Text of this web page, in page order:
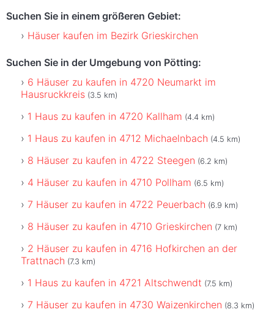
Suchen Sie in einem größeren Gebiet:
Häuser kaufen im Bezirk Grieskirchen
Suchen Sie in der Umgebung von Pötting:
6 Häuser zu kaufen in 4720 Neumarkt im
Hausruckkreis (3.5 km)
1 Haus zu kaufen in 4720 Kallham (4.4 km)
1 Haus zu kaufen in 4712 Michaelnbach (4.5 km)
8 Häuser zu kaufen in 4722 Steegen (6.2 km)
4 Häuser zu kaufen in 4710 Pollham (6.5 km)
7 Häuser zu kaufen in 4722 Peuerbach (6.9 km)
8 Häuser zu kaufen in 4710 Grieskirchen (7 km)
2 Häuser zu kaufen in 4716 Hofkirchen an der
Trattnach (7.3 km)
1 Haus zu kaufen in 4721 Altschwendt (7.5 km)
7 Häuser zu kaufen in 4730 Waizenkirchen (8.3 km)